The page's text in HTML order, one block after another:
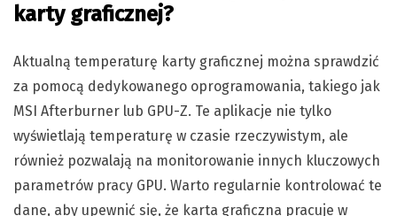
karty graficznej?
Aktualną temperaturę karty graficznej można sprawdzić
za pomocą dedykowanego oprogramowania, takiego jak
MSI Afterburner lub GPU-Z. Te aplikacje nie tylko
wyświetlają temperaturę w czasie rzeczywistym, ale
również pozwalają na monitorowanie innych kluczowych
parametrów pracy GPU. Warto regularnie kontrolować te
dane, aby upewnić się, że karta graficzna pracuje w